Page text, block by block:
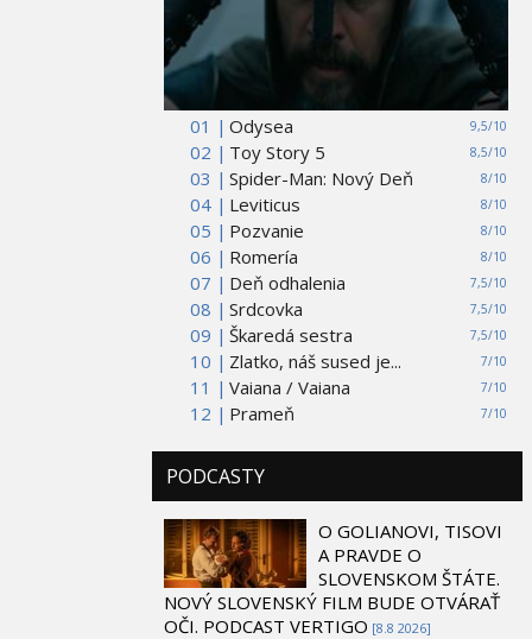
01 | 9,5/10
Odysea
02 |
8,5/10
Toy Story 5
03 |
8/10
Spider-Man: Nový Deň
04 |
8/10
Leviticus
05 |
8/10
Pozvanie
06 |
8/10
Romería
07 |
7,5/10
Deň odhalenia
08 |
7,5/10
Srdcovka
09 |
7,5/10
Škaredá sestra
10 |
7/10
Zlatko, náš sused je...
11 |
7/10
Vaiana / Vaiana
12 |
7/10
Prameň
PODCASTY
O GOLIANOVI, TISOVI
A PRAVDE O
SLOVENSKOM ŠTÁTE.
NOVÝ SLOVENSKÝ FILM BUDE OTVÁRAŤ
OČI. PODCAST VERTIGO [8.8 2026]